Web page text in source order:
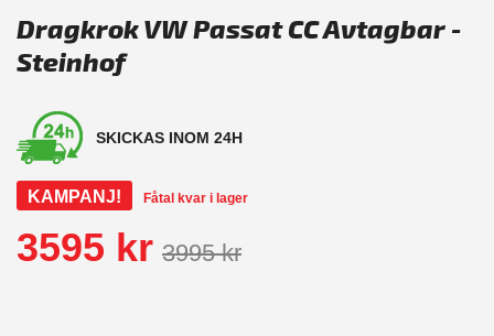
Dragkrok VW Passat CC Avtagbar -
Steinhof
SKICKAS INOM 24H
KAMPANJ! Fåtal kvar i lager
3595 kr 3995 kr